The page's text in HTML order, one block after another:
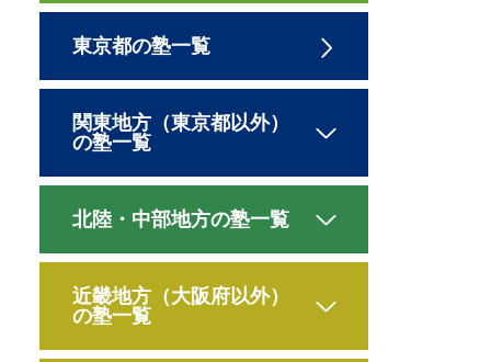
東京都の塾一覧
関東地方（東京都以外）
の塾一覧
北陸・中部地方の塾一覧
近畿地方（大阪府以外）
の塾一覧